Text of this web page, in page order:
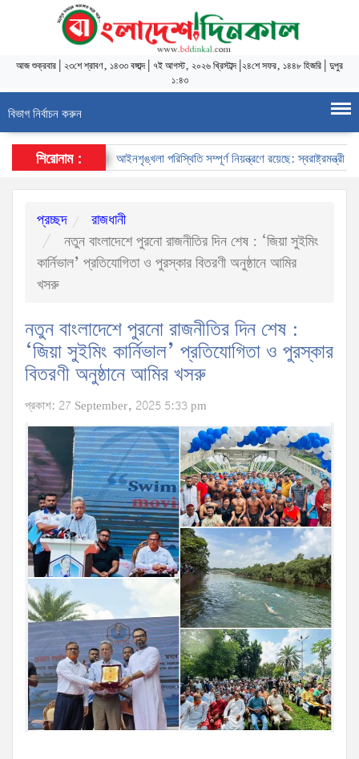
আজশুক্রবার ২৩শে শ্রাবণ, ১৪৩৩ বঙ্গাব্দ| ৭ই আগস্ট, ২০২৬ খ্রিস্টাব্দ| ২৪শে সফর, ১৪৪৮ হিজরি দুপুর
১:৪৩
বিভাগ নির্বাচন করুন
শিরোনাম : আইনশৃঙ্খলা পরিস্থিতি সম্পূর্ণ নিয়ন্ত্রণে রয়েছে: স্বরাষ্ট্রমন্ত্রী
প্রচ্ছদ
রাজধানী
নতুন বাংলাদেশে পুরনো রাজনীতির দিন শেষ : ‘জিয়া সুইমিং
কার্নিভাল’ প্রতিযোগিতা ও পুরস্কার বিতরণী অনুষ্ঠানে আমির
খসরু
নতুন বাংলাদেশে পুরনো রাজনীতির দিন শেষ :
‘জিয়া সুইমিং কার্নিভাল’ প্রতিযোগিতা ও পুরস্কার
বিতরণী অনুষ্ঠানে আমির খসরু
প্রকাশ: 27 September, 2025 5:33 pm